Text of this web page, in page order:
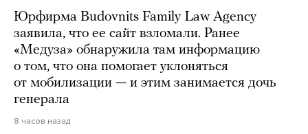
Юрфирма Budovnits Family Law Agency
заявила, что ее сайт взломали. Ранее
«Медуза» обнаружила там информацию
о том, что она помогает уклоняться
от мобилизации — и этим занимается дочь
генерала
8 часов назад